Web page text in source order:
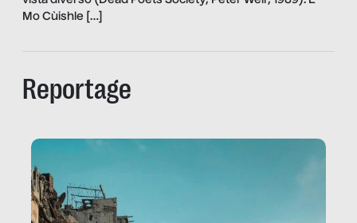
Mo Cùishle […]
Reportage